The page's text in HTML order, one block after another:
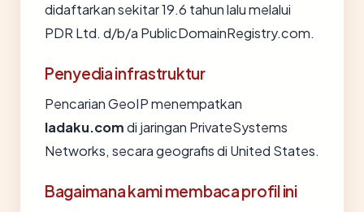
didaftarkan sekitar 19.6 tahun lalu melalui
PDR Ltd. d/b/a PublicDomainRegistry.com.
Penyedia infrastruktur
Pencarian GeoIP menempatkan
ladaku.comdi jaringan PrivateSystems
Networks, secara geografis di United States.
Bagaimana kami membaca profil ini